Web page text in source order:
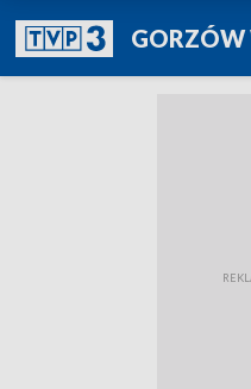
GORZÓW